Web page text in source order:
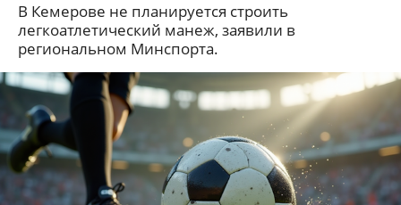
В Кемерове не планируется строить
легкоатлетический манеж, заявили в
региональном Минспорта.